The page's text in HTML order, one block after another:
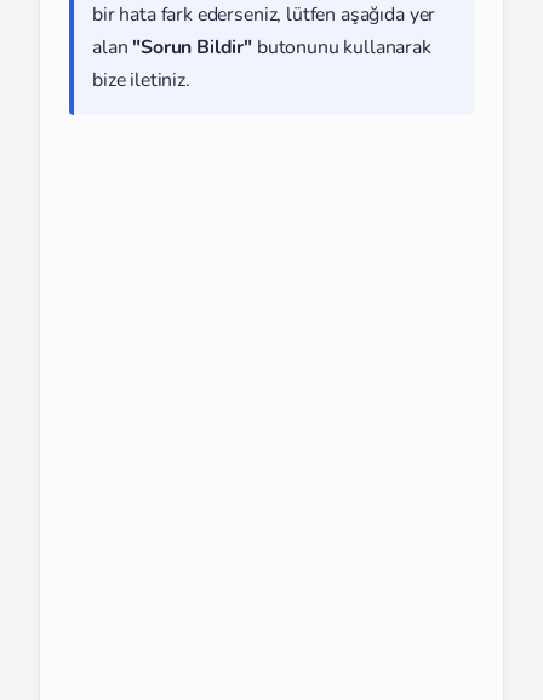
bir hata fark ederseniz, lütfen aşağıda yer
alan "Sorun Bildir" butonunu kullanarak
bize iletiniz.